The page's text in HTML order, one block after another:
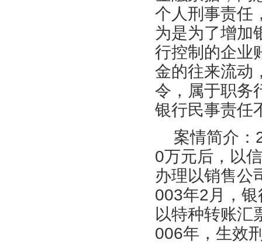
个人刑事责任
为是为了增加
行控制的企业
金的往来流动
令，属于职务
银行民事责任
案情简介：
0万元后，以
办理以销售公
003年2月，
以特种转账汇
006年，生效